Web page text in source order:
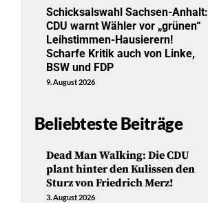
Schicksalswahl Sachsen-Anhalt:
CDU warnt Wähler vor „grünen“
Leihstimmen-Hausierern!
Scharfe Kritik auch von Linke,
BSW und FDP
9. August 2026
Beliebteste Beiträge
Dead Man Walking: Die CDU
plant hinter den Kulissen den
Sturz von Friedrich Merz!
3. August 2026